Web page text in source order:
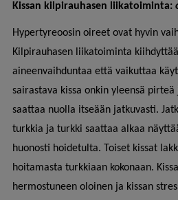
Kissan kilpirauhasen liikatoiminta:
Hypertyreoosin oireet ovat hyvin
Kilpirauhasen liikatoiminta
aineenvaihduntaa että vaikuttaa
sairastava kissa onkin yleensä
saattaa nuolla itseään jatkuvasti.
turkkia ja turkki saattaa alkaa
huonosti hoidetulta. Toiset kissat
hoitamasta turkkiaan kokonaan.
hermostuneen oloinen ja kissan